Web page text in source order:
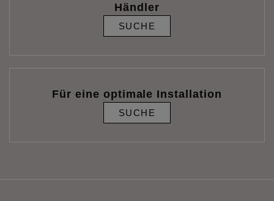
Händler
SUCHE
Für eine optimale Installation
SUCHE